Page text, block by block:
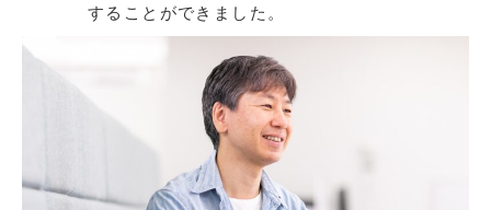
することができました。